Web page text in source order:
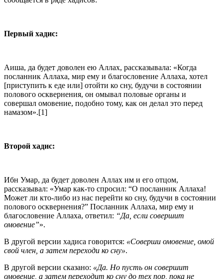
Первый хадис:
Аиша, да будет доволен ею Аллах, рассказывала: «Когда
посланник Аллаха, мир ему и благословение Аллаха, хотел
[приступить к еде или] отойти ко сну, будучи в состоянии
полового осквернения, он омывал половые органы и
совершал омовение, подобно тому, как он делал это перед
намазом».[1]
Второй хадис:
Ибн Умар, да будет доволен Аллах им и его отцом,
рассказывал: «Умар как-то спросил: “О посланник Аллаха!
Может ли кто-либо из нас перейти ко сну, будучи в состоянии
полового осквернения?” Посланник Аллаха, мир ему и
благословение Аллаха, ответил: “Да, если совершит
омовение”».
В другой версии хадиса говорится: «Соверши омовение, омой
свой член, а затем переходи ко сну».
В другой версии сказано: «Да. Но пусть он совершит
омовение, а затем переходит ко сну до тех пор, пока не